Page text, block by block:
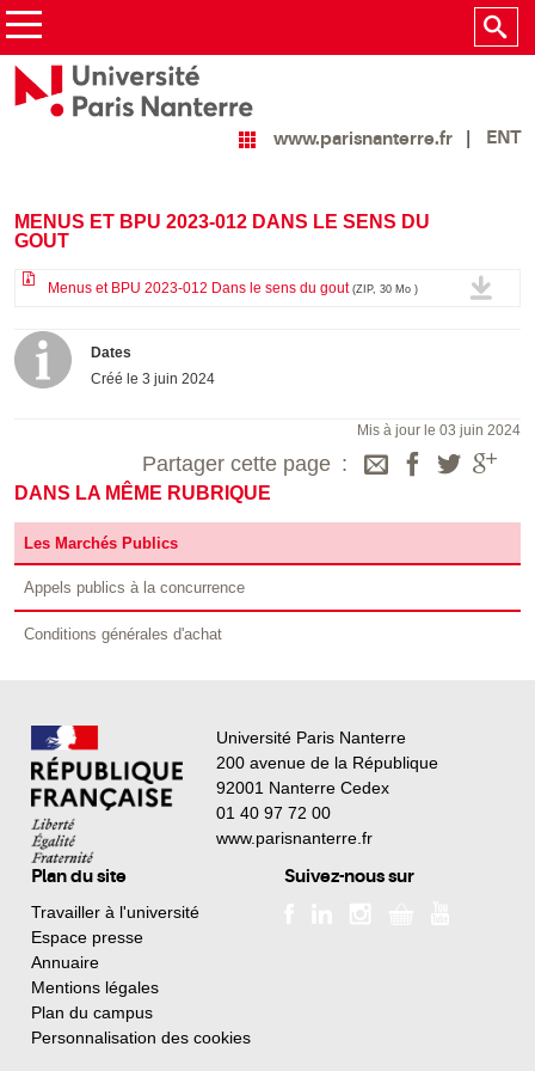
www.parisnanterre.fr ENT
MENUS ET BPU 2023-012 DANS LE SENS DU
GOUT
Menus et BPU 2023-012 Dans le sens du gout (ZIP, 30 Mo )
Dates
Créé le 3 juin 2024
Mis à jour le 03 juin 2024
Partager cette page
DANS LA MÊME RUBRIQUE
Les Marchés Publics
Appels publics à la concurrence
Conditions générales d'achat
Université Paris Nanterre
200 avenue de la République
92001 Nanterre Cedex
01 40 97 72 00
www.parisnanterre.fr
Plan du site
Travailler à l'université
Espace presse
Annuaire
Mentions légales
Plan du campus
Personnalisation des cookies
Suivez-nous sur